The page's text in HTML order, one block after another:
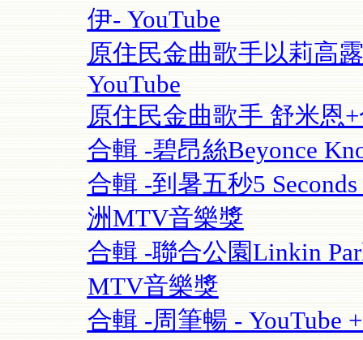
伊- YouTube
原住民金曲歌手以莉高
YouTube
原住民金曲歌手 舒米恩
合輯 -碧昂絲Beyonce
合輯 -到暑五秒5
洲MTV音樂獎
合輯 -聯合公園Linkin
MTV音樂獎
合輯 -周筆暢 - YouTube